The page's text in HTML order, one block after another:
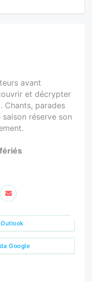
avant
et décrypter
Chants, parades
réserve son
Google